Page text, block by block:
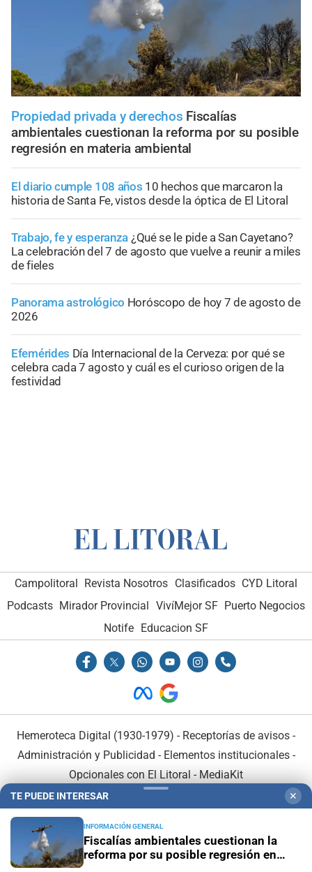
Propiedad privada y derechos Fiscalías
ambientales cuestionan la reforma por su posible
regresión en materia ambiental
El diario cumple 108 años 10 hechos que marcaron la
historia de Santa Fe, vistos desde la óptica de El Litoral
Trabajo, fe y esperanza ¿Qué se le pide a San Cayetano?
La celebración del 7 de agosto que vuelve a reunir a miles
de fieles
Panorama astrológico Horóscopo de hoy 7 de agosto de
2026
Efemérides Día Internacional de la Cerveza: por qué se
celebra cada 7 agosto y cuál es el curioso origen de la
festividad
Campolitoral Revista Nosotros Clasificados CYD Litoral
Podcasts Mirador Provincial VivíMejor SF Puerto Negocios
Notife Educacion SF
Hemeroteca Digital (1930-1979) - Receptorías de avisos -
Administración y Publicidad - Elementos institucionales-
Opcionales con El Litoral - MediaKit
TE PUEDE INTERESAR ✕
INFORMACIÓN GENERAL
Fiscalías ambientales cuestionan la
reforma por su posible regresión en